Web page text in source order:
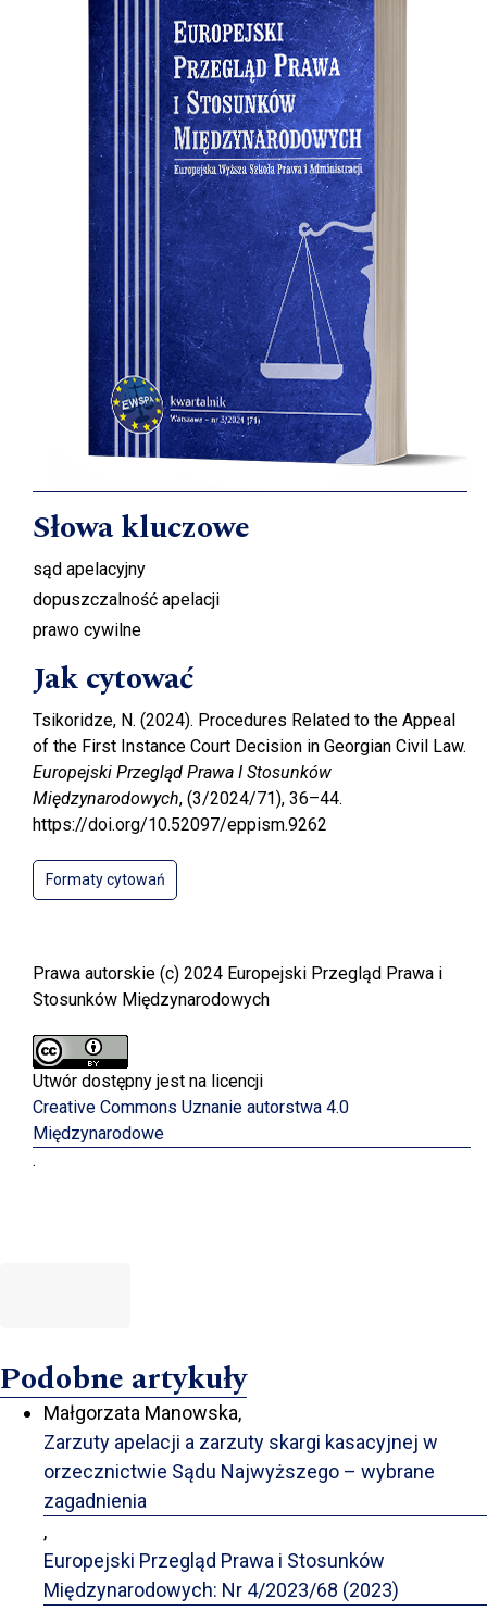
Słowa kluczowe
sąd apelacyjny
dopuszczalność apelacji
prawo cywilne
Jak cytować
Tsikoridze, N. (2024). Procedures Related to the Appeal
of the First Instance Court Decision in Georgian Civil Law.
Europejski Przegląd Prawa I Stosunków
Międzynarodowych, (3/2024/71), 36–44.
https://doi.org/10.52097/eppism.9262
Formaty cytowań
Prawa autorskie (c) 2024 Europejski Przegląd Prawa i
Stosunków Międzynarodowych
Utwór dostępny jest na licencji
Creative Commons Uznanie autorstwa 4.0
Międzynarodowe
.
Podobne artykuły
Małgorzata Manowska,
Zarzuty apelacji a zarzuty skargi kasacyjnej w
orzecznictwie Sądu Najwyższego – wybrane
zagadnienia
,
Europejski Przegląd Prawa i Stosunków
Międzynarodowych: Nr 4/2023/68 (2023)